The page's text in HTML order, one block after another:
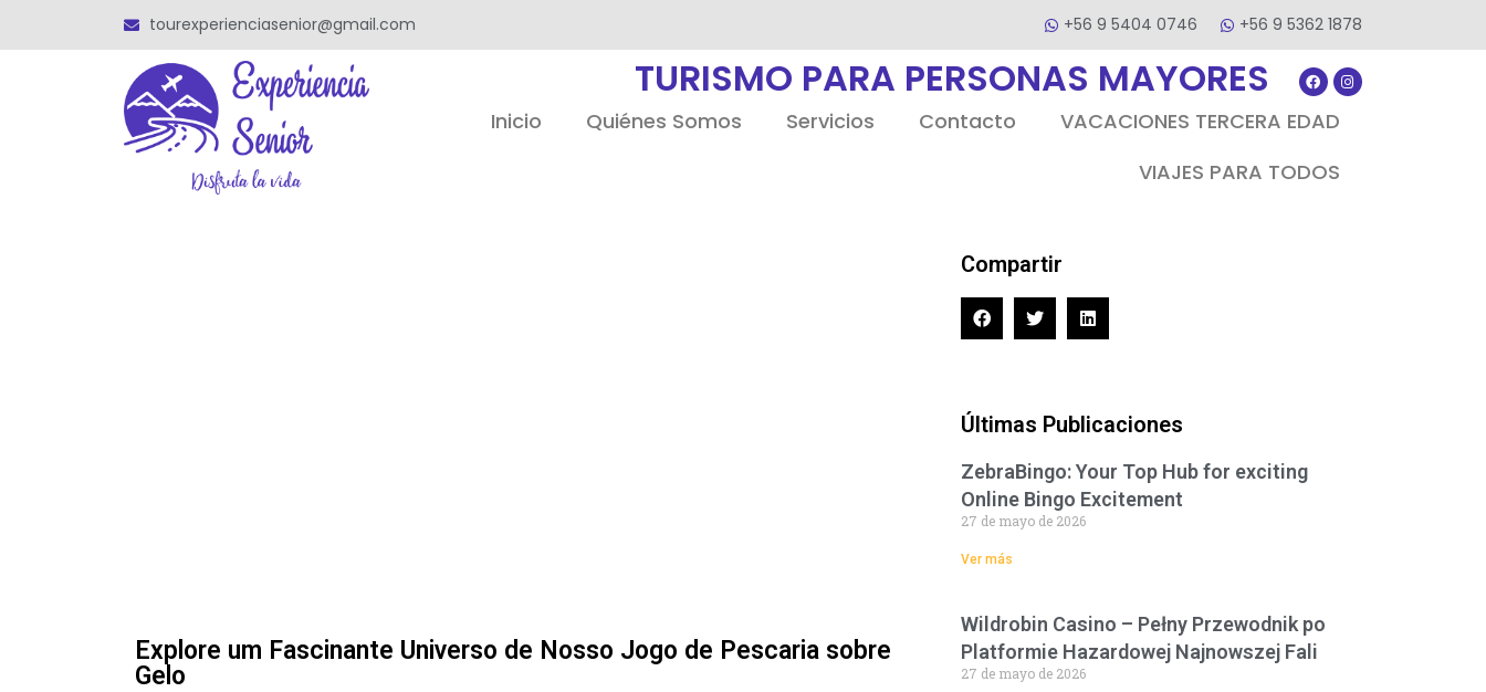
tourexperienciasenior@gmail.com +56 9 5404 0746 +56 9 5362 1878
TURISMO PARA PERSONAS MAYORES
Inicio Quiénes Somos Servicios Contacto
VACACIONES TERCERA EDAD
VIAJES PARA TODOS
Explore um Fascinante Universo de Nosso Jogo de Pescaria sobre
Gelo
Compartir
Últimas Publicaciones
ZebraBingo: Your Top Hub for exciting
Online Bingo Excitement
27 de mayo de 2026
Ver más
Wildrobin Casino – Pełny Przewodnik po
Platformie Hazardowej Najnowszej Fali
27 de mayo de 2026